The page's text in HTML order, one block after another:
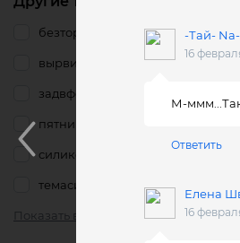
безтормозов
вырвиглаз
задвфокусе
пятница
силикон
темасисек
Показать все
-Тай- Nа-
16
М-
Ответить
Елена
16